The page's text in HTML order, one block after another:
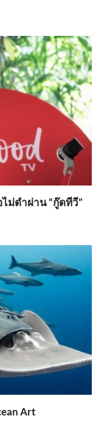
ม่ดำผ่าน “กู๊ดทีวี”
Art